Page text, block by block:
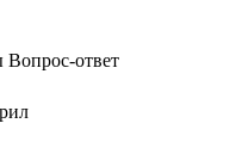
Вопрос-ответ